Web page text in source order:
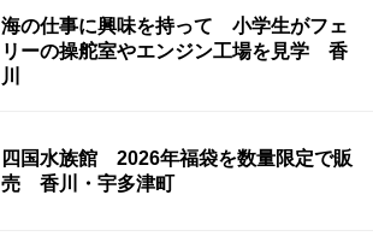
海の仕事に興味を持って 小学生がフェ
リーの操舵室やエンジン工場を見学 香
川
四国水族館 2026年福袋を数量限定で販
売 香川・宇多津町